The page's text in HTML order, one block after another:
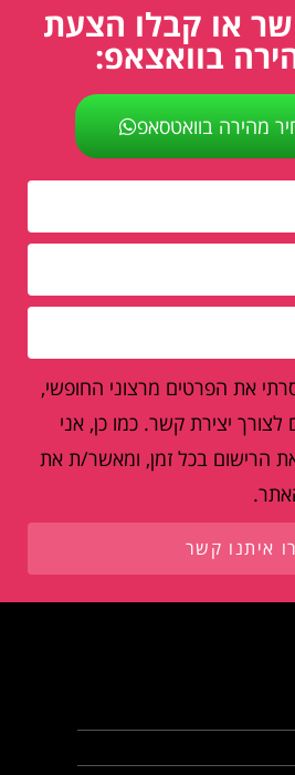
או קבלו הצעת
בוואצאפ:
מהירה בוואטסאפ
את הפרטים מרצוני החופשי,
יצירת קשר. כמו כן, אני
הרישום בכל זמן, ומאשר/ת את
איתנו קשר